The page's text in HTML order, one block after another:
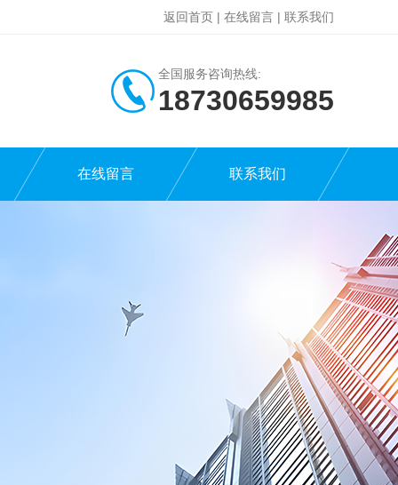
返回首页 | 在线留言 | 联系我们
全国服务咨询热线:
18730659985
在线留言 联系我们